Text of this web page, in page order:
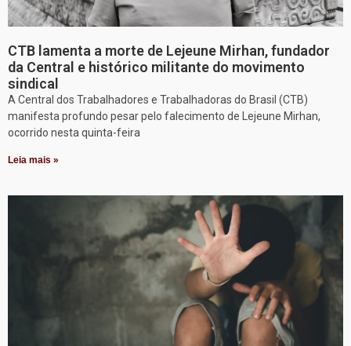
CTB lamenta a morte de Lejeune Mirhan, fundador
da Central e histórico militante do movimento
sindical
A Central dos Trabalhadores e Trabalhadoras do Brasil (CTB)
manifesta profundo pesar pelo falecimento de Lejeune Mirhan,
ocorrido nesta quinta-feira
Leia mais »